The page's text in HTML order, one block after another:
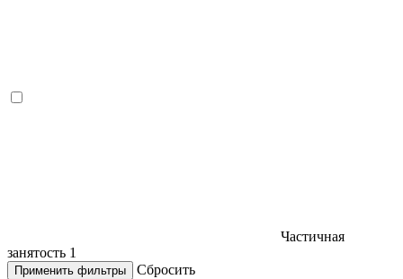
Частичная
занятость 1
Применить фильтры
Сбросить